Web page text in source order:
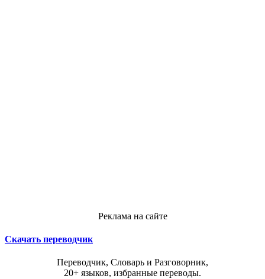
Реклама на сайте
Скачать переводчик
Переводчик, Словарь и Разговорник,
20+ языков, избранные переводы.